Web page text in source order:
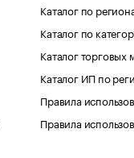
Каталог по
Каталог по
Каталог торговых
Каталог ИП по
Правила
Правила